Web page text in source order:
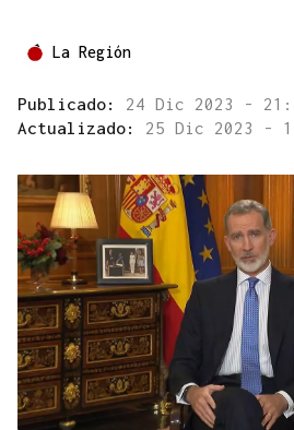
La Región
Publicado: 24 Dic 2023 -
Actualizado: 25 Dic 2023 -